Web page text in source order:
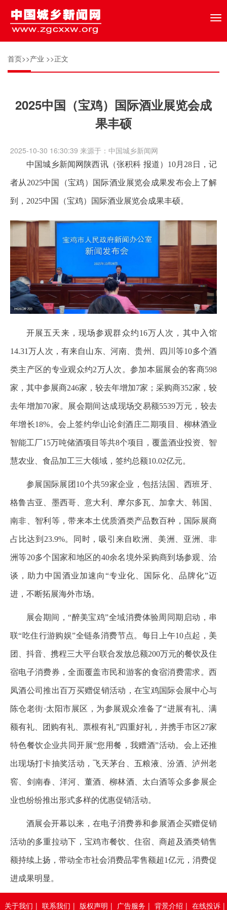
首页>>产业 >>正文
2025中国（宝鸡）国际酒业展览会成
果丰硕
2025-10-30 16:30:39 来源于：中国城乡新闻网
中国城乡新闻网陕西讯（张积科 报道）10月28日，记
者从2025中国（宝鸡）国际酒业展览会成果发布会上了解
到，2025中国（宝鸡）国际酒业展览会成果丰硕。
开展五天来，现场参观群众约16万人次，其中入馆
14.31万人次，有来自山东、河南、贵州、四川等10多个酒
类主产区的专业观众约2万人次。参加本届展会的客商598
家，其中参展商246家，较去年增加7家；采购商352家，较
去年增加70家。展会期间达成现场交易额5539万元，较去
年增长18%。会上签约华山论剑酒庄二期项目、柳林酒业
智能工厂15万吨储酒项目等共8个项目，覆盖酒业投资、智
慧农业、食品加工三大领域，签约总额10.02亿元。
参展国际展团10个共59家企业，包括法国、西班牙、
格鲁吉亚、墨西哥、意大利、摩尔多瓦、加拿大、韩国、
南非、智利等，带来本土优质酒类产品数百种，国际展商
占比达到23.9%。同时，吸引来自欧洲、美洲、亚洲、非
洲等20多个国家和地区的40余名境外采购商到场参观、洽
谈，助力中国酒业加速向“专业化、国际化、品牌化”迈
进，不断拓展海外市场。
展会期间，“醉美宝鸡”全域消费体验周同期启动，串
联“吃住行游购娱”全链条消费节点。每日上午10点起，美
团、抖音、携程三大平台联合发放总额200万元的餐饮及住
宿电子消费券，全面覆盖市民和游客的食宿消费需求。西
凤酒公司推出百万买赠促销活动，在宝鸡国际会展中心与
陈仓老街·太阳市展区，为参展观众准备了“进展有礼、满
额有礼、团购有礼、票根有礼”四重好礼，并携手市区27家
特色餐饮企业共同开展“您用餐，我赠酒”活动。会上还推
出现场打卡抽奖活动，飞天茅台、五粮液、汾酒、泸州老
窖、剑南春、洋河、董酒、柳林酒、太白酒等众多参展企
业也纷纷推出形式多样的优惠促销活动。
酒展会开幕以来，在电子消费券和参展酒企买赠促销
活动的多重拉动下，宝鸡市餐饮、住宿、商超及酒类销售
额持续上扬，带动全市社会消费品零售额超1亿元，消费促
进成果明显。
关于我们 | 联系我们 | 版权声明 | 广告服务 | 背景介绍 | 在线投诉 |